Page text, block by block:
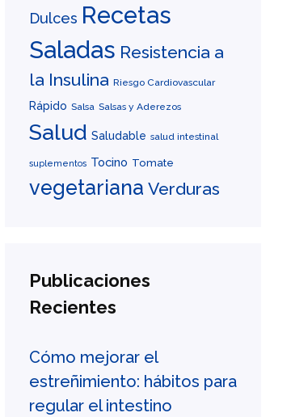
Dulces Recetas
Saladas Resistencia a
la Insulina Riesgo Cardiovascular
Rápido Salsa Salsas y Aderezos
Salud Saludable salud intestinal
suplementos Tocino Tomate
vegetariana Verduras
Publicaciones
Recientes
Cómo mejorar el
estreñimiento: hábitos para
regular el intestino